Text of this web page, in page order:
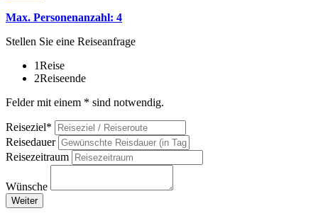
Max. Personenanzahl: 4
Stellen Sie eine Reiseanfrage
1Reise
2Reiseende
Felder mit einem * sind notwendig.
Reiseziel*
Reisedauer
Reisezeitraum
Wünsche
Weiter